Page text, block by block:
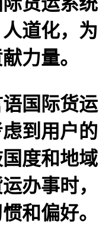
道化，为
力量。
国际货运
到用户的
度和地域
办事时，
和偏好。